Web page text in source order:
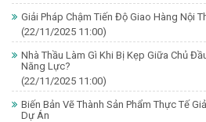
Giải Pháp Chậm Tiến Độ Giao Hàng Nội
(22/11/2025 11:00)
Nhà Thầu Làm Gì Khi Bị Kẹp Giữa Chủ
Năng Lực?
(22/11/2025 11:00)
Biến Bản Vẽ Thành Sản Phẩm Thực Tế
Dự Án